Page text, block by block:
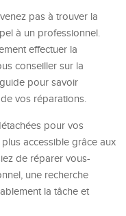
pas à trouver la
à un professionnel.
effectuer la
conseiller sur la
pour savoir
vos réparations.
pour vos
accessible grâce aux
de réparer vous-
une recherche
la tâche et